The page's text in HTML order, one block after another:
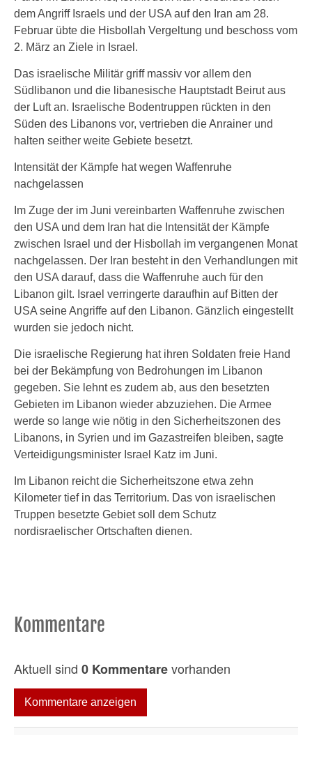
dem Angriff Israels und der USA auf den Iran am 28.
Februar übte die Hisbollah Vergeltung und beschoss vom
2. März an Ziele in Israel.
Das israelische Militär griff massiv vor allem den
Südlibanon und die libanesische Hauptstadt Beirut aus
der Luft an. Israelische Bodentruppen rückten in den
Süden des Libanons vor, vertrieben die Anrainer und
halten seither weite Gebiete besetzt.
Intensität der Kämpfe hat wegen Waffenruhe
nachgelassen
Im Zuge der im Juni vereinbarten Waffenruhe zwischen
den USA und dem Iran hat die Intensität der Kämpfe
zwischen Israel und der Hisbollah im vergangenen Monat
nachgelassen. Der Iran besteht in den Verhandlungen mit
den USA darauf, dass die Waffenruhe auch für den
Libanon gilt. Israel verringerte daraufhin auf Bitten der
USA seine Angriffe auf den Libanon. Gänzlich eingestellt
wurden sie jedoch nicht.
Die israelische Regierung hat ihren Soldaten freie Hand
bei der Bekämpfung von Bedrohungen im Libanon
gegeben. Sie lehnt es zudem ab, aus den besetzten
Gebieten im Libanon wieder abzuziehen. Die Armee
werde so lange wie nötig in den Sicherheitszonen des
Libanons, in Syrien und im Gazastreifen bleiben, sagte
Verteidigungsminister Israel Katz im Juni.
Im Libanon reicht die Sicherheitszone etwa zehn
Kilometer tief in das Territorium. Das von israelischen
Truppen besetzte Gebiet soll dem Schutz
nordisraelischer Ortschaften dienen.
Kommentare
Aktuell sind 0 Kommentarevorhanden
Kommentare anzeigen